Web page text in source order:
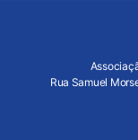
Rua Samuel